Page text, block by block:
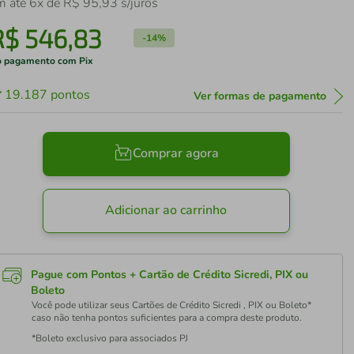
546,83 -14%
pagamento com Pix
19.187 pontos Ver formas de pagamento
Comprar agora
Adicionar ao carrinho
Pague com Pontos + Cartão de Crédito Sicredi, PIX ou
Boleto
Você pode utilizar seus Cartões de Crédito Sicredi , PIX ou Boleto*
caso não tenha pontos suficientes para a compra deste produto.
*Boleto exclusivo para associados PJ